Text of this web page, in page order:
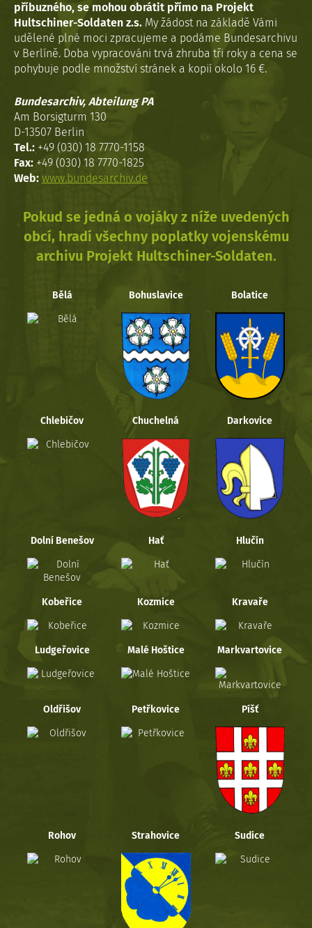
příbuzného, se mohou obrátit přímo na Projekt
Hultschiner-Soldaten z.s. My žádost na základě Vámi
udělené plné moci zpracujeme a podáme Bundesarchivu
v Berlíně. Doba vypracováni trvá zhruba tři roky a cena se
pohybuje podle množství stránek a kopií okolo 16 €.
Bundesarchiv, Abteilung PA
Am Borsigturm 130
D-13507 Berlin
Tel.: +49 (030) 18 7770-1158
Fax: +49 (030) 18 7770-1825
Web: www.bundesarchiv.de
Pokud se jedná o vojáky z níže uvedených
obcí, hradí všechny poplatky vojenskému
archivu Projekt Hultschiner-Soldaten.
Bělá Bohuslavice Bolatice
Chlebičov Chuchelná Darkovice
Dolní Benešov Hať Hlučín
Kobeřice Kozmice Kravaře
Ludgeřovice Malé Hoštice Markvartovice
Oldřišov Petřkovice Píšť
Rohov Strahovice Sudice